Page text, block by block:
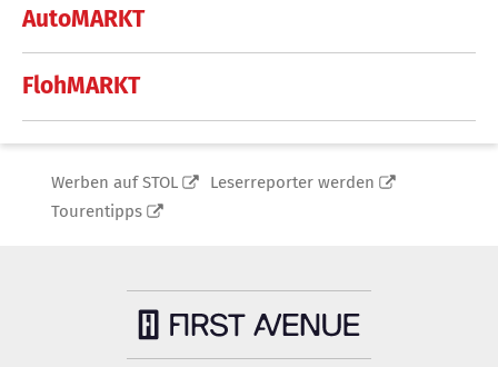
AutoMARKT
FlohMARKT
Werben auf STOL
Leserreporter werden
Tourentipps